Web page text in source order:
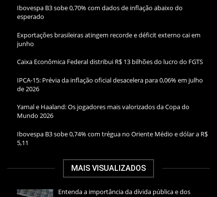
Ibovespa B3 sobe 0,70% com dados de inflação abaixo do
esperado
Exportações brasileiras atingem recorde e déficit externo cai em
junho
Caixa Econômica Federal distribui R$ 13 bilhões do lucro do FGTS
IPCA-15: Prévia da inflação oficial desacelera para 0,06% em julho
de 2026
Yamal e Haaland: Os jogadores mais valorizados da Copa do
Mundo 2026
Ibovespa B3 sobe 0,74% com trégua no Oriente Médio e dólar a R$
5,11
MAIS VISUALIZADOS
Entenda a importância da dívida pública e dos